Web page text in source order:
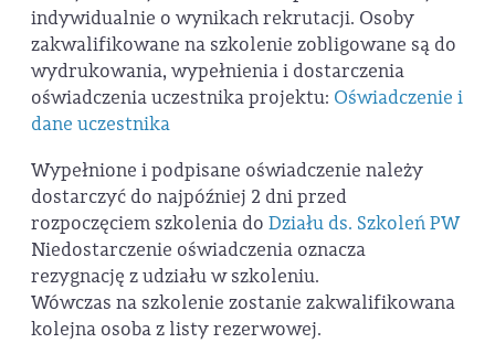
indywidualnie o wynikach rekrutacji. Osoby
zakwalifikowane na szkolenie zobligowane są do
wydrukowania, wypełnienia i dostarczenia
oświadczenia uczestnika projektu: Oświadczenie i
dane uczestnika
Wypełnione i podpisane oświadczenie należy
dostarczyć do najpóźniej 2 dni przed
rozpoczęciem szkolenia do Działu ds. Szkoleń PW
Niedostarczenie oświadczenia oznacza
rezygnację z udziału w szkoleniu.
Wówczas na szkolenie zostanie zakwalifikowana
kolejna osoba z listy rezerwowej.